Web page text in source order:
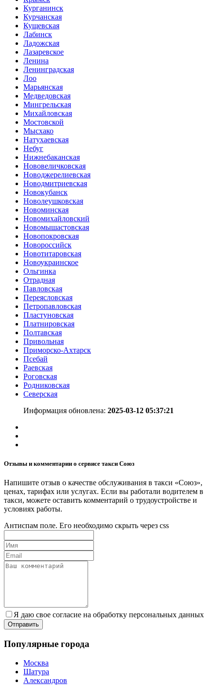
Курганинск
Курчанская
Кущевская
Лабинск
Ладожская
Лазаревское
Ленина
Ленинградская
Лоо
Марьянская
Медведовская
Мингрельская
Михайловская
Мостовской
Мысхако
Натухаевская
Небуг
Нижнебаканская
Нововеличковская
Новоджерелиевская
Новодмитриевская
Новокубанск
Новолеушковская
Новоминская
Новомихайловский
Новомышастовская
Новопокровская
Новороссийск
Новотитаровская
Новоукраинское
Ольгинка
Отрадная
Павловская
Переясловская
Петропавловская
Пластуновская
Платнировская
Полтавская
Привольная
Приморско-Ахтарск
Псебай
Раевская
Роговская
Родниковская
Северская
Информация обновлена: 2025-03-12 05:37:21
Отзывы и комментарии о сервисе такси Союз
Напишите отзыв о качестве обслуживания в такси «Союз»,
ценах, тарифах или услугах. Если вы работали водителем в
такси, можете оставить комментарий о трудоустройстве и
условиях работы.
Антиспам поле. Его необходимо скрыть через css
Я даю свое согласие на обработку персональных данных
Популярные города
Москва
Шатура
Александров